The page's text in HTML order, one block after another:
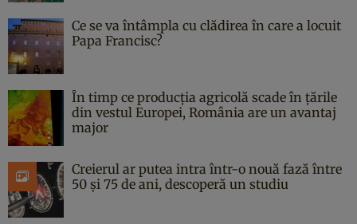
Ce se va întâmpla cu clădirea în care a locuit
Papa Francisc?
În timp ce producția agricolă scade în țările
din vestul Europei, România are un avantaj
major
Creierul ar putea intra într-o nouă fază între
50 și 75 de ani, descoperă un studiu